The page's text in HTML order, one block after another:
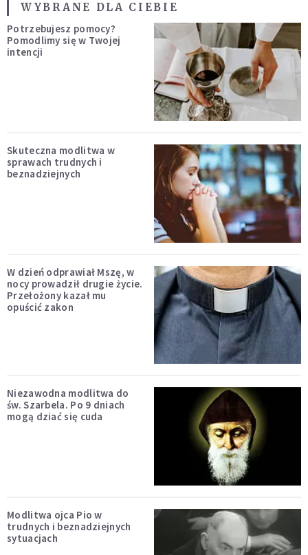
WYBRANE DLA CIEBIE
Potrzebujesz pomocy?
Pomodlimy się w Twojej
intencji
Skuteczna modlitwa w
sprawach trudnych i
beznadziejnych
W dzień odprawiał Mszę, w
nocy prowadził drugie życie.
Przełożony kazał mu
opuścić zakon
Niezawodna modlitwa do
św. Szarbela. Po 9 dniach
mogą dziać się cuda
Modlitwa ojca Pio w
trudnych i beznadziejnych
sytuacjach